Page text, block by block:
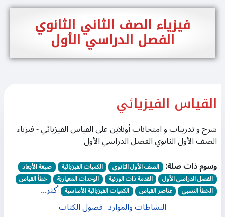
فيزياء الصف الثاني الثانوي
الفصل الدراسي الأول
القياس الفيزيائي
شرح و تدريبات و امتحانات أونلاين على القياس الفيزيائي - فيزياء
الصف الأول الثانوي الفصل الدراسي الأول
وسوم ذات صلة: الصف الأول الثانوي الكميات الفيزيائية
صيغة الأبعاد
الفصل الدراسي الأول
القدمة ذات الورنية الوحدات المعيارية
خطأ القياس
الخطأ النسبي
عناصر القياس الكميات الفيزيائية الأساسية أكثر...
النشاطات والموارد فصول الكتاب